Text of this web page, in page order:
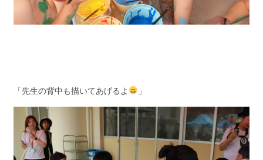
「先生の背中も描いてあげるよ 」